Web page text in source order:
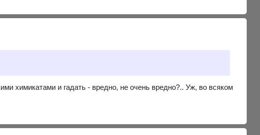
химикатами и гадать - вредно, не очень вредно?.. Уж, во всяком